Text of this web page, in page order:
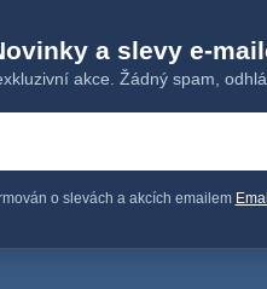
a slevy e-
akce. Žádný spam,
o slevách a akcích emailem